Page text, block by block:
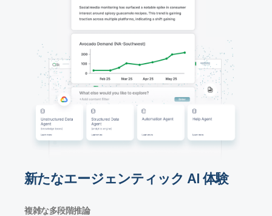
新たなエージェンティック AI 体験
複雑な多段階推論